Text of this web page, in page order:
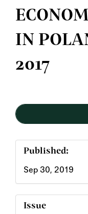
IN
2017
Sidebar
Published:
Sep 30, 2019
Issue